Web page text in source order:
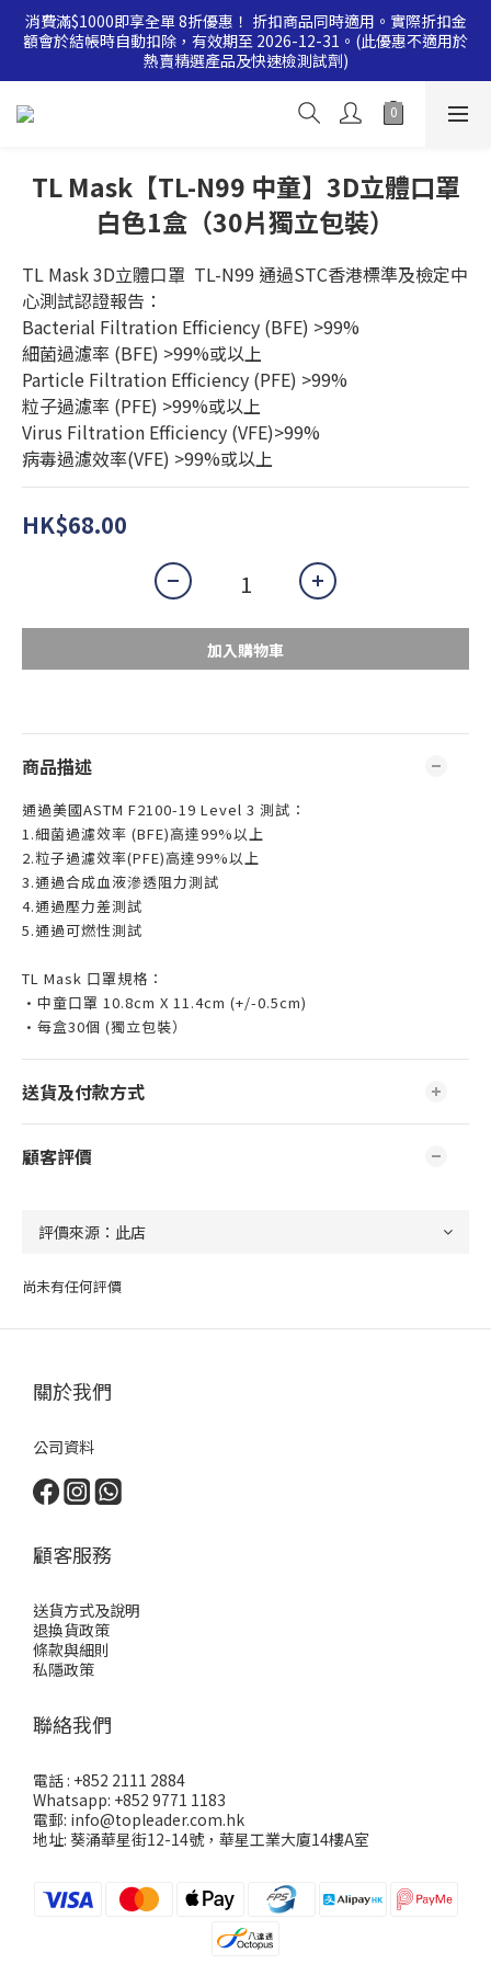
消費滿$500即享全單 9 折優惠！折扣商品同時適用。實際折扣金
額會於結帳時自動扣除，有效期至 2026-12-31。(此優惠不適用於
熱賣精選產品及快速檢測試劑)
消費滿$1000即享全單 8折優惠！ 折扣商品同時適用。實際折扣金
額會於結帳時自動扣除，有效期至 2026-12-31。(此優惠不適用於
熱賣精選產品及快速檢測試劑)
消費滿$500即享全單 9 折優惠！折扣商品同時適用。實際折扣金
額會於結帳時自動扣除，有效期至 2026-12-31。(此優惠不適用於
TL Mask【TL-N99 中童】3D立體口罩
白色1盒（30片獨立包裝）
TL Mask 3D立體口罩  TL-N99 通過STC香港標準及檢定中
心測試認證報告：
Bacterial Filtration Efficiency (BFE) >99%
細菌過濾率 (BFE) >99%或以上
Particle Filtration Efficiency (PFE) >99%
粒子過濾率 (PFE) >99%或以上
Virus Filtration Efficiency (VFE)>99%
病毒過濾效率(VFE) >99%或以上
HK$68.00
加入購物車
商品描述
通過美國ASTM F2100-19 Level 3 測試：
1.細菌過濾效率 (BFE)高達99%以上
2.粒子過濾效率(PFE)高達99%以上
3.通過合成血液滲透阻力測試
4.通過壓力差測試
5.通過可燃性測試
TL Mask 口罩規格：
•中童口罩 10.8cm X 11.4cm (+/-0.5cm)
•每盒30個 (獨立包裝）
送貨及付款方式
顧客評價
尚未有任何評價
關於我們
公司資料
顧客服務
送貨方式及說明
退換貨政策
條款與細則
私隱政策
聯絡我們
電話 : +852 2111 2884
Whatsapp: +852 9771 1183
電郵: info@topleader.com.hk
地址: 葵涌華星街12-14號，華星工業大廈14樓A室